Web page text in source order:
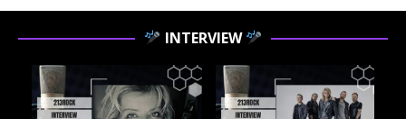
INTERVIEW